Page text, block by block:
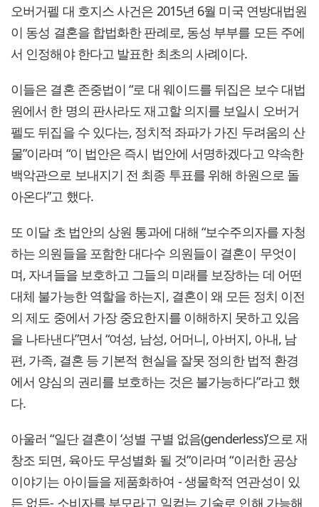
오버거펠 대 호지스 사건은 2015년 6월 미국 연방대법원
이 동성 결혼을 합법화한 판례로, 동성 부부를 모든 주에
서 인정해야 한다고 발표한 최초의 사례이다.
이들은 결혼 존중법이 “로 대 웨이드를 뒤집은 보수 대법
원에서 한 명의 판사라도 재고할 의지를 보일시 오버거
펠도 뒤집을 수 있다는, 정치적 좌파가 가진 두려움의 산
물”이라며 “이 법안은 즉시 법안에 서명하겠다고 약속한
백악관으로 보내지기 전 최종 투표를 위해 하원으로 돌
아온다”고 했다.
또 이달 초 법안의 상원 통과에 대해 “보수주의자를 자청
하는 의원들을 포함한 대다수 의원들이 결혼이 무엇이
며, 자녀들을 보호하고 그들의 미래를 보장하는 데 어떤
대체 불가능한 역할을 하는지, 결혼이 왜 모든 정치 이전
의 제도 중에서 가장 중요한지를 이해하지 못하고 있음
을 나타낸다”면서 “여성, 남성, 어머니, 아버지, 아내, 남
편, 가족, 결혼 등 기본적 현실을 잘못 정의한 법적 환경
에서 양심의 권리를 보호하는 것은 불가능하다”라고 했
다.
아울러 “일단 결혼이 ‘성별 구별 없음(genderless)’으로 재
창조 되면, 육아도 무성별화 될 것”이라며 “이러한 공상
이야기는 아이들을 제품화하여 - 생물학적 연관성이 있
든 없든- 소비자를 부모라고 일컫는 기술로 인해 가능해